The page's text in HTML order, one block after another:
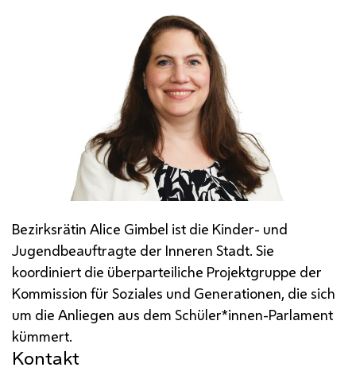
Bezirksrätin Alice Gimbel ist die Kinder- und
Jugendbeauftragte der Inneren Stadt. Sie
koordiniert die überparteiliche Projektgruppe der
Kommission für Soziales und Generationen, die sich
um die Anliegen aus dem Schüler*innen-Parlament
kümmert.
Kontakt